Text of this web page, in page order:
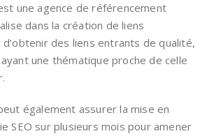
une agence de référencement
dans la création de liens
des liens entrants de qualité,
une thématique proche de celle
également assurer la mise en
SEO sur plusieurs mois pour amener